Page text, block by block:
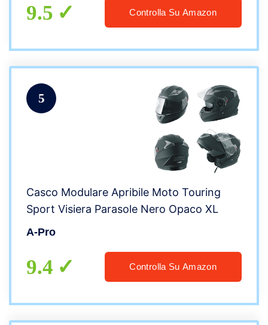
9.5 Controlla Su Amazon
5
Casco Modulare Apribile Moto Touring
Sport Visiera Parasole Nero Opaco XL
A-Pro
9.4 Controlla Su Amazon